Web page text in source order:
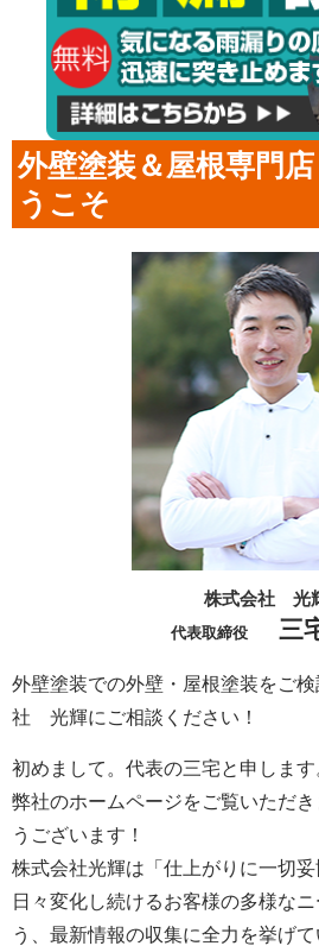
外壁塗装＆屋根専門
うこそ
株式会社 光
代表取締役 三
外壁塗装での外壁・屋根塗装をご
社 光輝にご相談ください！
初めまして。代表の三宅と申します
弊社のホームページをご覧いただ
うございます！
株式会社光輝は「仕上がりに一切妥
日々変化し続けるお客様の多様な
う、最新情報の収集に全力を挙げて